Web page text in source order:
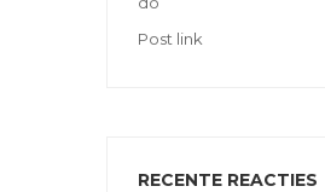
Post link
RECENTE REACTIES